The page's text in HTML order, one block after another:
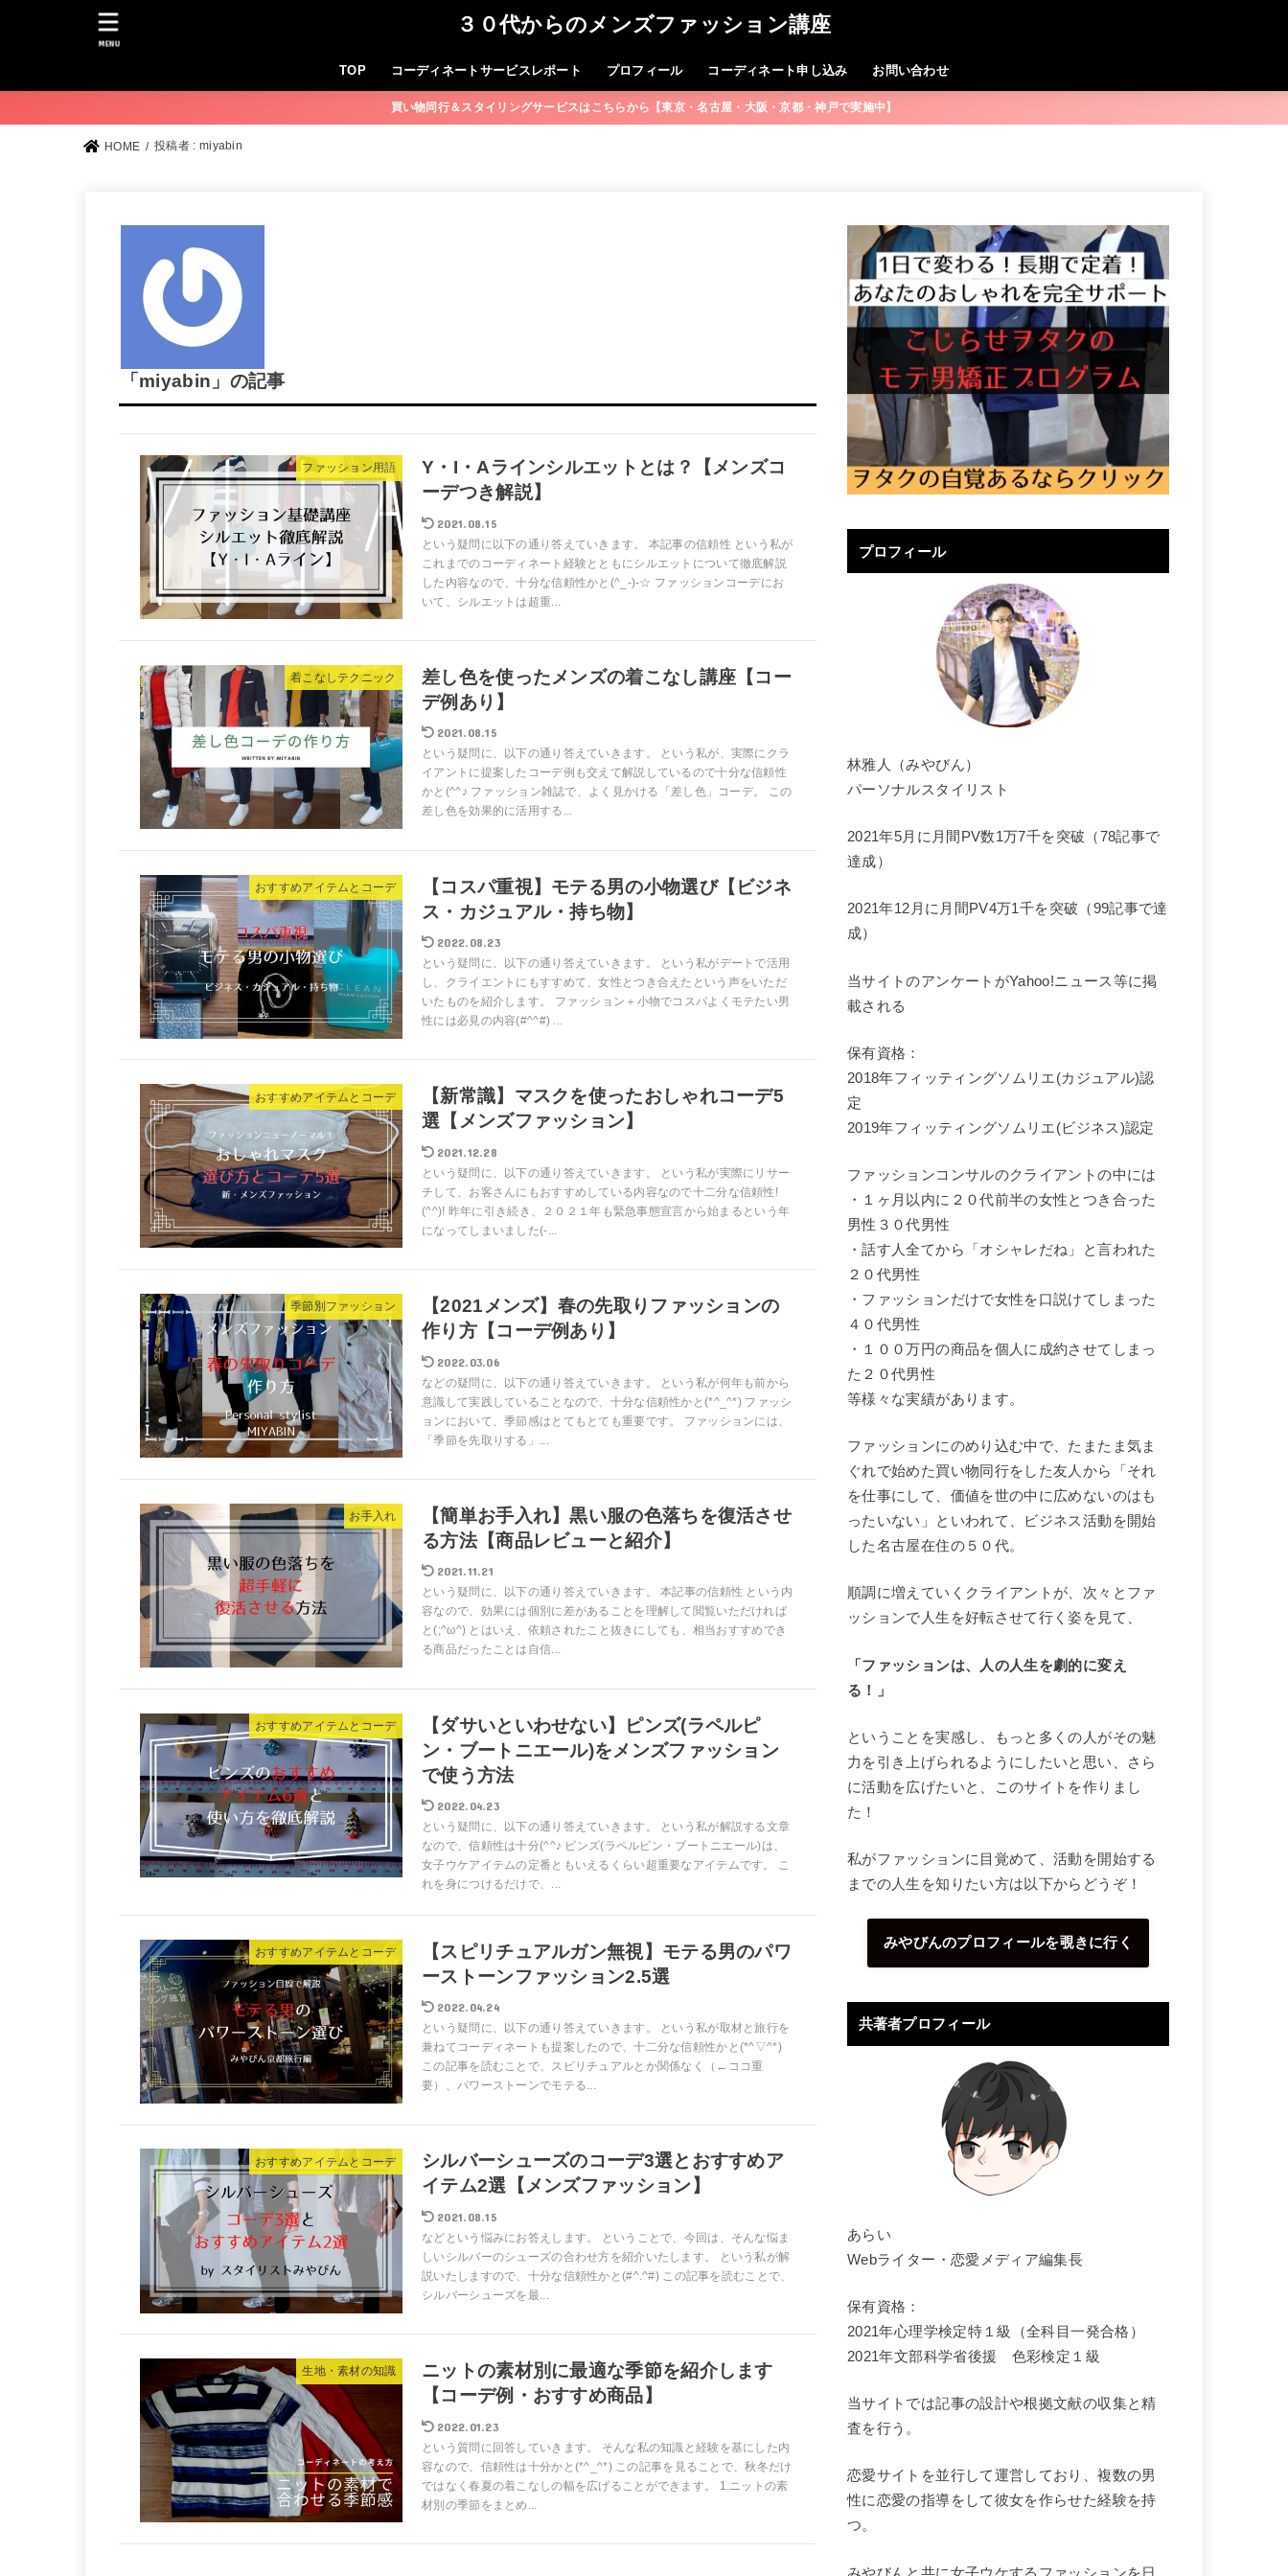
３０代からのメンズファッション講座
TOP コーディネートサービスレポート プロフィール コーディネート申し込み お問い合わせ
MENU
買い物同行＆スタイリングサービスはこちらから【東京・名古屋・大阪・京都・神戸で実施中】
HOME 投稿者 : miyabin
「miyabin」の記事
ファッション用語
Y・I・Aラインシルエットとは？【メンズコ
ーデつき解説】
2021.08.15
という疑問に以下の通り答えていきます。 本記事の信頼性 という私が
これまでのコーディネート経験とともにシルエットについて徹底解説
した内容なので、十分な信頼性かと(^_-)-☆ ファッションコーデにお
いて、シルエットは超重...
着こなしテクニック
差し色を使ったメンズの着こなし講座【コー
デ例あり】
2021.08.15
という疑問に、以下の通り答えていきます。 という私が、実際にクラ
イアントに提案したコーデ例も交えて解説しているので十分な信頼性
かと(^^♪ ファッション雑誌で、よく見かける「差し色」コーデ。 この
差し色を効果的に活用する...
おすすめアイテムとコーデ
【コスパ重視】モテる男の小物選び【ビジネ
ス・カジュアル・持ち物】
2022.08.23
という疑問に、以下の通り答えていきます。 という私がデートで活用
し、クライエントにもすすめて、女性とつき合えたという声をいただ
いたものを紹介します。 ファッション＋小物でコスパよくモテたい男
性には必見の内容(#^^#) ...
おすすめアイテムとコーデ
【新常識】マスクを使ったおしゃれコーデ5
選【メンズファッション】
2021.12.28
という疑問に、以下の通り答えていきます。 という私が実際にリサー
チして、お客さんにもおすすめしている内容なので十二分な信頼性!
(^^)! 昨年に引き続き、２０２１年も緊急事態宣言から始まるという年
になってしまいました(-...
季節別ファッション
【2021メンズ】春の先取りファッションの
作り方【コーデ例あり】
2022.03.06
などの疑問に、以下の通り答えていきます。 という私が何年も前から
意識して実践していることなので、十分な信頼性かと(*^_^*) ファッシ
ョンにおいて、季節感はとてもとても重要です。 ファッションには、
「季節を先取りする」...
お手入れ
【簡単お手入れ】黒い服の色落ちを復活させ
る方法【商品レビューと紹介】
2021.11.21
という疑問に、以下の通り答えていきます。 本記事の信頼性 という内
容なので、効果には個別に差があることを理解して閲覧いただければ
と(;^ω^) とはいえ、依頼されたこと抜きにしても、相当おすすめでき
る商品だったことは自信...
おすすめアイテムとコーデ
【ダサいといわせない】ピンズ(ラペルピ
ン・ブートニエール)をメンズファッション
で使う方法
2022.04.23
という疑問に、以下の通り答えていきます。 という私が解説する文章
なので、信頼性は十分(^^♪ ピンズ(ラペルピン・ブートニエール)は、
女子ウケアイテムの定番ともいえるくらい超重要なアイテムです。 こ
れを身につけるだけで、...
おすすめアイテムとコーデ
【スピリチュアルガン無視】モテる男のパワ
ーストーンファッション2.5選
2022.04.24
という疑問に、以下の通り答えていきます。 という私が取材と旅行を
兼ねてコーディネートも提案したので、十二分な信頼性かと(*^▽^*)
この記事を読むことで、スピリチュアルとか関係なく（←ココ重
要）、パワーストーンでモテる...
おすすめアイテムとコーデ
シルバーシューズのコーデ3選とおすすめア
イテム2選【メンズファッション】
2021.08.15
などという悩みにお答えします。 ということで、今回は、そんな悩ま
しいシルバーのシューズの合わせ方を紹介いたします。 という私が解
説いたしますので、十分な信頼性かと(#^.^#) この記事を読むことで、
シルバーシューズを最...
生地・素材の知識
ニットの素材別に最適な季節を紹介します
【コーデ例・おすすめ商品】
2022.01.23
という質問に回答していきます。 そんな私の知識と経験を基にした内
容なので、信頼性は十分かと(*^_^*) この記事を見ることで、秋冬だけ
ではなく春夏の着こなしの幅を広げることができます。 1.ニットの素
材別の季節をまとめ...
プロフィール
林雅人（みやびん）
パーソナルスタイリスト
2021年5月に月間PV数1万7千を突破（78記事で
達成）
2021年12月に月間PV4万1千を突破（99記事で達
成）
当サイトのアンケートがYahoo!ニュース等に掲
載される
保有資格：
2018年フィッティングソムリエ(カジュアル)認
定
2019年フィッティングソムリエ(ビジネス)認定
ファッションコンサルのクライアントの中には
・１ヶ月以内に２０代前半の女性とつき合った
男性３０代男性
・話す人全てから「オシャレだね」と言われた
２０代男性
・ファッションだけで女性を口説けてしまった
４０代男性
・１００万円の商品を個人に成約させてしまっ
た２０代男性
等様々な実績があります。
ファッションにのめり込む中で、たまたま気ま
ぐれで始めた買い物同行をした友人から「それ
を仕事にして、価値を世の中に広めないのはも
ったいない」といわれて、ビジネス活動を開始
した名古屋在住の５０代。
順調に増えていくクライアントが、次々とファ
ッションで人生を好転させて行く姿を見て、
「ファッションは、人の人生を劇的に変え
る！」
ということを実感し、もっと多くの人がその魅
力を引き上げられるようにしたいと思い、さら
に活動を広げたいと、このサイトを作りまし
た！
私がファッションに目覚めて、活動を開始する
までの人生を知りたい方は以下からどうぞ！
みやびんのプロフィールを覗きに行く
共著者プロフィール
あらい
Webライター・恋愛メディア編集長
保有資格：
2021年心理学検定特１級
（全科目一発合格）
2021年文部科学省後援 色彩検定１級
当サイトでは記事の設計や根拠文献の収集と精
査を行う。
恋愛サイトを並行して運営しており、複数の男
性に恋愛の指導をして彼女を作らせた経験を持
つ。
みやびんと共に女子ウケするファッションを日